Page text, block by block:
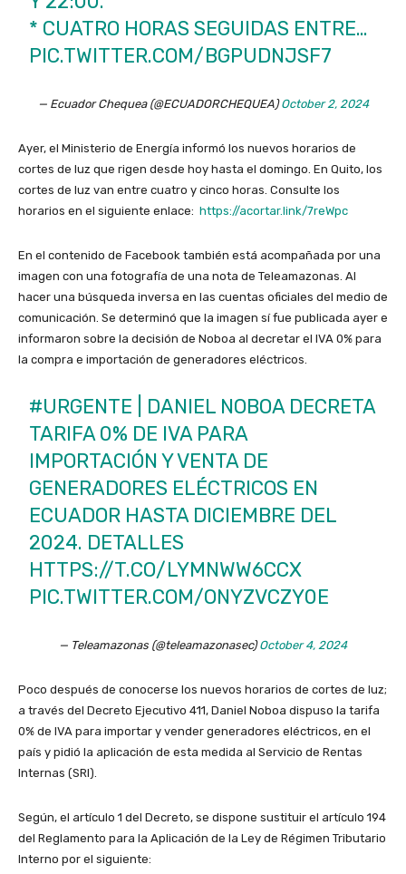
* CUATRO HORAS SEGUIDAS ENTRE…
PIC.TWITTER.COM/BGPUDNJSF7
— Ecuador Chequea (@ECUADORCHEQUEA)October 2, 2024
Ayer, el Ministerio de Energía informó los nuevos horarios de
cortes de luz que rigen desde hoy hasta el domingo. En Quito, los
cortes de luz van entre cuatro y cinco horas. Consulte los
horarios en el siguiente enlace: https://acortar.link/7reWpc
En el contenido de Facebook también está acompañada por una
imagen con una fotografía de una nota de Teleamazonas. Al
hacer una búsqueda inversa en las cuentas oficiales del medio de
comunicación. Se determinó que la imagen sí fue publicada ayer e
informaron sobre la decisión de Noboa al decretar el IVA 0% para
la compra e importación de generadores eléctricos.
#URGENTE | DANIEL NOBOA DECRETA
TARIFA 0% DE IVA PARA
IMPORTACIÓN Y VENTA DE
GENERADORES ELÉCTRICOS EN
ECUADOR HASTA DICIEMBRE DEL
2024. DETALLES
HTTPS://T.CO/LYMNWW6CCX
PIC.TWITTER.COM/ONYZVCZY0E
— Teleamazonas (@teleamazonasec)October 4, 2024
Poco después de conocerse los nuevos horarios de cortes de luz;
a través del Decreto Ejecutivo 411, Daniel Noboa dispuso la tarifa
0% de IVA para importar y vender generadores eléctricos, en el
país y pidió la aplicación de esta medida al Servicio de Rentas
Internas (SRI).
Según, el artículo 1 del Decreto, se dispone sustituir el artículo 194
del Reglamento para la Aplicación de la Ley de Régimen Tributario
Interno por el siguiente: